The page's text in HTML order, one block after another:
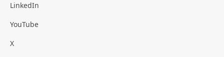
LinkedIn
YouTube
X